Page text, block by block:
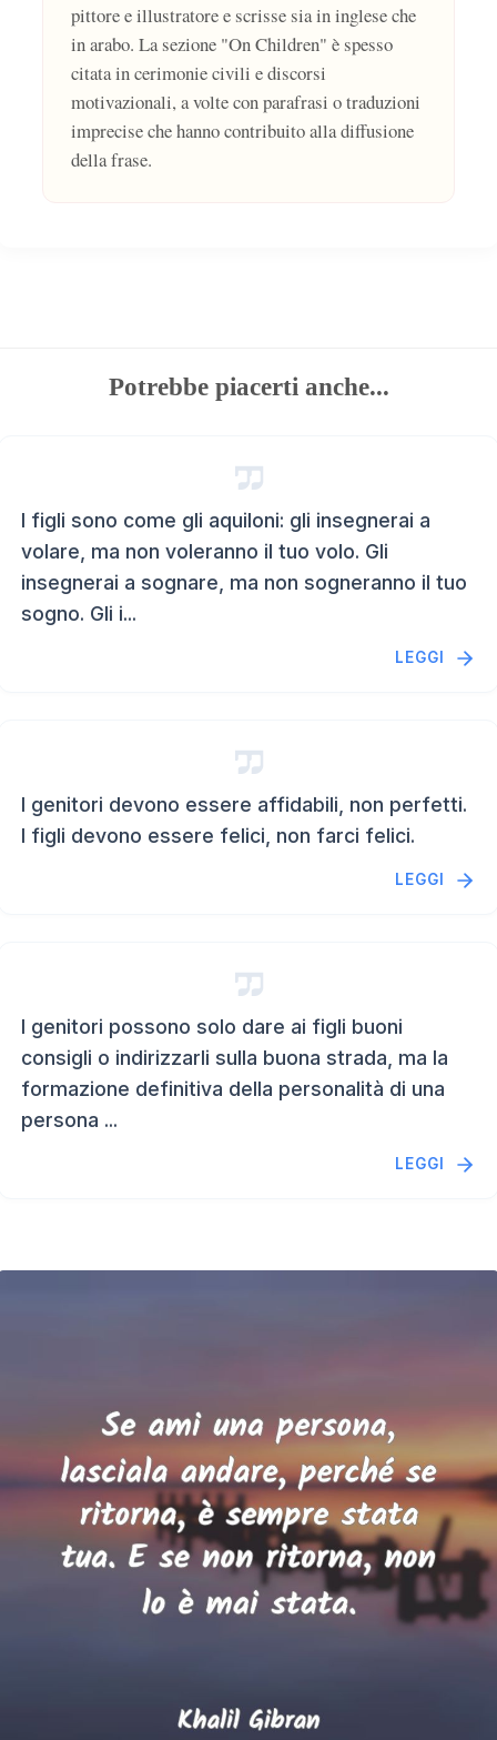
pittore e illustratore e scrisse sia in inglese che
in arabo. La sezione "On Children" è spesso
citata in cerimonie civili e discorsi
motivazionali, a volte con parafrasi o traduzioni
imprecise che hanno contribuito alla diffusione
della frase.
Potrebbe piacerti anche...
I figli sono come gli aquiloni: gli insegnerai a
volare, ma non voleranno il tuo volo. Gli
insegnerai a sognare, ma non sogneranno il tuo
sogno. Gli i...
LEGGI
I genitori devono essere affidabili, non perfetti.
I figli devono essere felici, non farci felici.
LEGGI
I genitori possono solo dare ai figli buoni
consigli o indirizzarli sulla buona strada, ma la
formazione definitiva della personalità di una
persona ...
LEGGI